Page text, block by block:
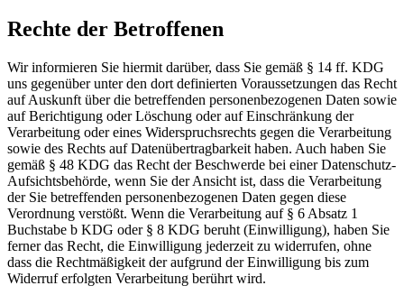
Rechte der Betroffenen
Wir informieren Sie hiermit darüber, dass Sie gemäß § 14 ff. KDG
uns gegenüber unter den dort definierten Voraussetzungen das Recht
auf Auskunft über die betreffenden personenbezogenen Daten sowie
auf Berichtigung oder Löschung oder auf Einschränkung der
Verarbeitung oder eines Widerspruchsrechts gegen die Verarbeitung
sowie des Rechts auf Datenübertragbarkeit haben. Auch haben Sie
gemäß § 48 KDG das Recht der Beschwerde bei einer Datenschutz-
Aufsichtsbehörde, wenn Sie der Ansicht ist, dass die Verarbeitung
der Sie betreffenden personenbezogenen Daten gegen diese
Verordnung verstößt. Wenn die Verarbeitung auf § 6 Absatz 1
Buchstabe b KDG oder § 8 KDG beruht (Einwilligung), haben Sie
ferner das Recht, die Einwilligung jederzeit zu widerrufen, ohne
dass die Rechtmäßigkeit der aufgrund der Einwilligung bis zum
Widerruf erfolgten Verarbeitung berührt wird.